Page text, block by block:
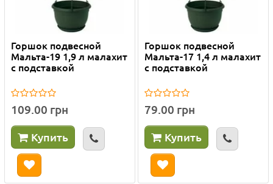
Горшок подвесной
Мальта-19 1,9 л малахит
с подставкой
109.00 грн
Купить
Горшок подвесной
Мальта-17 1,4 л малахит
с подставкой
79.00 грн
Купить